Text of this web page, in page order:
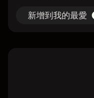
新增到我的最愛